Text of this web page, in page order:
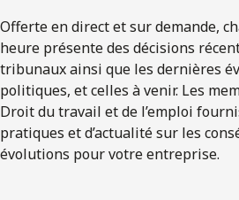
Offerte en direct et sur demande,
heure présente des décisions
tribunaux ainsi que les dernières
politiques, et celles à venir. Les
Droit du travail et de l’emploi
pratiques et d’actualité sur les
évolutions pour votre entreprise.